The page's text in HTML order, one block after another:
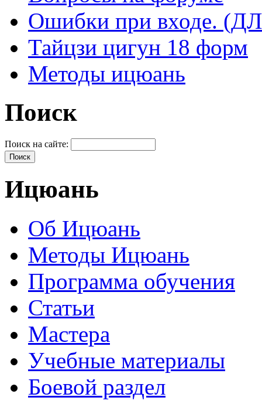
Ошибки при входе.
Тайцзи цигун 18 форм
Методы ицюань
Поиск
Поиск на сайте:
Ицюань
Об Ицюань
Методы Ицюань
Программа обучения
Статьи
Мастера
Учебные материалы
Боевой раздел